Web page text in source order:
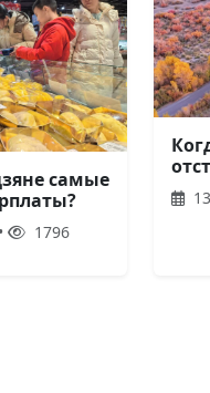
самые
1796